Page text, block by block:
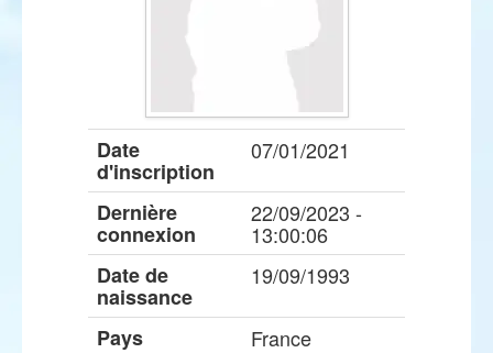
Date
d'inscription
07/01/2021
Dernière
connexion
22/09/2023 -
13:00:06
Date de
naissance
19/09/1993
Pays France